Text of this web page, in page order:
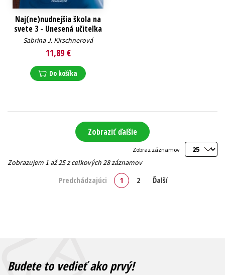
Naj(ne)nudnejšia škola na
svete 3 - Unesená učiteľka
Sabrina J. Kirschnerová
11,89 €
Do košíka
Zobraziť ďalšie
Zobraz záznamov
Zobrazujem 1 až 25 z celkových 28 záznamov
Predchádzajúci 1 2 Ďalší
Budete to vedieť ako prvý!